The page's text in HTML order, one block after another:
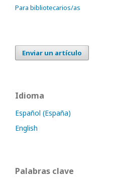
Para bibliotecarios/as
Enviar un artículo
Idioma
Español (España)
English
Palabras clave